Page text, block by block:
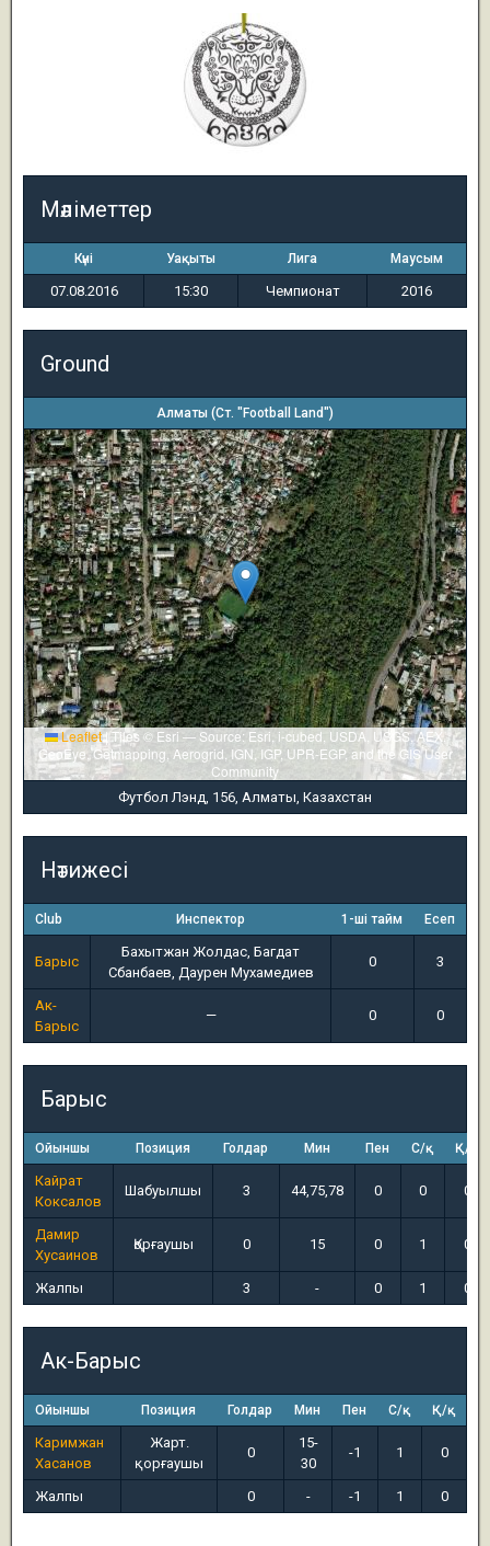
Мәліметтер
Күні Уақыты Лига Маусым
07.08.2016 15:30 Чемпионат 2016
Ground
Алматы (Ст. "Football Land")
Leaflet|Tiles © Esri — Source: Esri, i-cubed, USDA, USGS, AEX,
GeoEye, Getmapping, Aerogrid, IGN, IGP, UPR-EGP, and the GIS User
Community
Футбол Лэнд, 156, Алматы, Казахстан
Нәтижесі
Club Инспектор 1-ші тайм Есеп
Барыс
Бахытжан Жолдас, Багдат
Сбанбаев, Даурен Мухамедиев
0 3
Ак-
Барыс
— 0 0
Барыс
Ойыншы Позиция Голдар Мин Пен С/қ Қ/қ
Кайрат
Коксалов
Шабуылшы 3 44,75,78 0 0 0
Дамир
Хусаинов
Қорғаушы 0 15 0 1 0
Жалпы 3 - 0 1 0
Ак-Барыс
Ойыншы Позиция Голдар Мин Пен С/қ Қ/қ
Каримжан
Хасанов
Жарт.
қорғаушы
0
15-
30
-1 1 0
Жалпы 0 - -1 1 0